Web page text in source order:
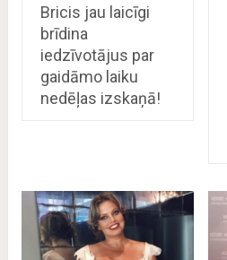
Bricis jau laicīgi
brīdina
iedzīvotājus par
gaidāmo laiku
nedēļas izskaņā!